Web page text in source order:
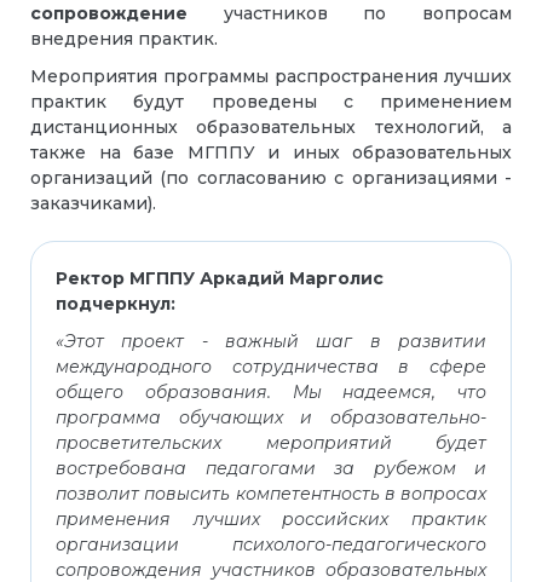
сопровождение участников по вопросам
внедрения практик.
Мероприятия программы распространения лучших
практик будут проведены с применением
дистанционных образовательных технологий, а
также на базе МГППУ и иных образовательных
организаций (по согласованию с организациями -
заказчиками).
Ректор МГППУ Аркадий Марголис
подчеркнул:
«Этот проект - важный шаг в развитии
международного сотрудничества в сфере
общего образования. Мы надеемся, что
программа обучающих и образовательно-
просветительских мероприятий будет
востребована педагогами за рубежом и
позволит повысить компетентность в вопросах
применения лучших российских практик
организации психолого-педагогического
сопровождения участников образовательных